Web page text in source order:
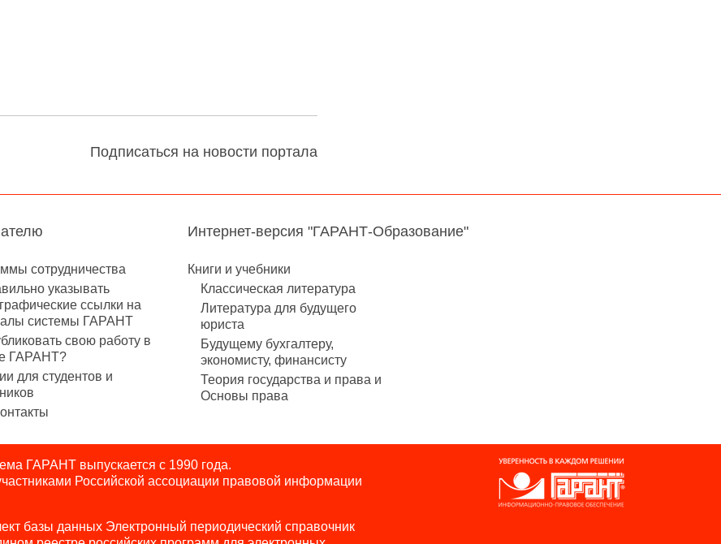
Подписаться на новости портала
сотрудничества
указывать
ссылки на
системы ГАРАНТ
свою работу в
ГАРАНТ?
для студентов и
Интернет-версия "ГАРАНТ-Образование"
Книги и учебники
Классическая литература
Литература для будущего
юриста
Будущему бухгалтеру,
экономисту, финансисту
Теория государства и права и
Основы права
ГАРАНТ выпускается с 1990 года.
Российской ассоциации правовой информации
базы данных Электронный периодический справочник